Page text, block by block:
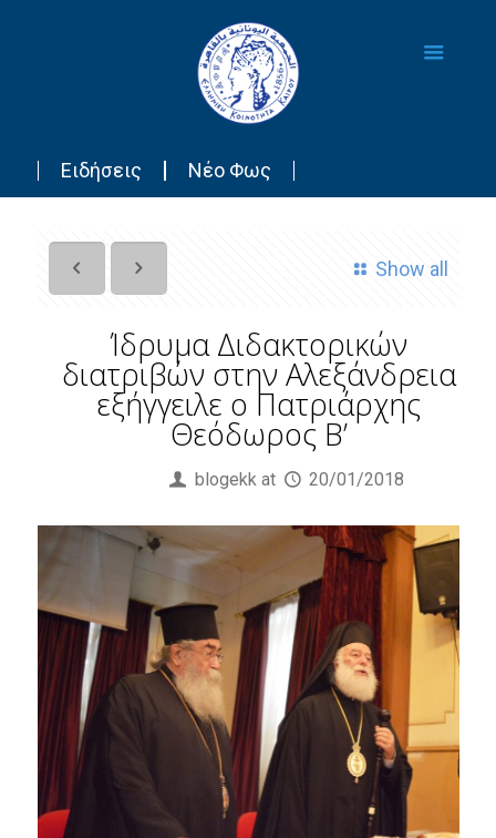
Ειδήσεις Νέο Φως
Show all
Ίδρυμα Διδακτορικών
διατριβών στην Αλεξάνδρεια
εξήγγειλε ο Πατριάρχης
Θεόδωρος Β’
blogekk at 20/01/2018